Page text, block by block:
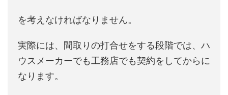
を考えなければなりません。
実際には、間取りの打合せをする段階では、ハ
ウスメーカーでも工務店でも契約をしてからに
なります。